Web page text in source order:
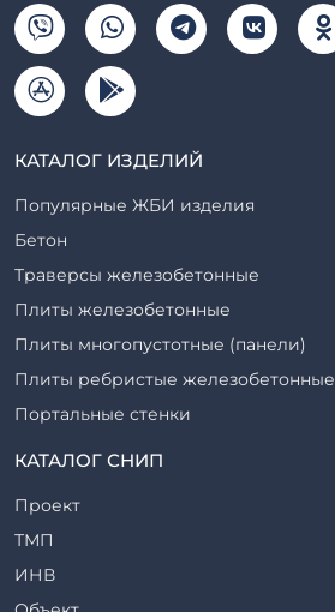
КАТАЛОГ ИЗДЕЛИЙ
Популярные ЖБИ изделия
Бетон
Траверсы железобетонные
Плиты железобетонные
Плиты многопустотные (панели)
Плиты ребристые железобетонные
Портальные стенки
Прогоны железобетонные
Ригели железобетонные
Сваи железобетонные
Стеновые блоки
КАТАЛОГ СНИП
Проект
ТМП
ИНВ